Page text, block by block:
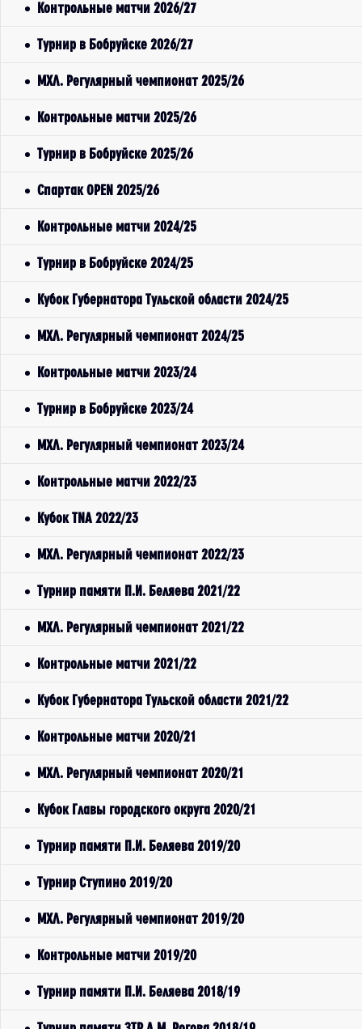
Контрольные матчи 2026/27
Турнир в Бобруйске 2026/27
МХЛ. Регулярный чемпионат 2025/26
Контрольные матчи 2025/26
Турнир в Бобруйске 2025/26
Спартак OPEN 2025/26
Контрольные матчи 2024/25
Турнир в Бобруйске 2024/25
Кубок Губернатора Тульской области 2024/25
МХЛ. Регулярный чемпионат 2024/25
Контрольные матчи 2023/24
Турнир в Бобруйске 2023/24
МХЛ. Регулярный чемпионат 2023/24
Контрольные матчи 2022/23
Кубок TNA 2022/23
МХЛ. Регулярный чемпионат 2022/23
Турнир памяти П.И. Беляева 2021/22
МХЛ. Регулярный чемпионат 2021/22
Контрольные матчи 2021/22
Кубок Губернатора Тульской области 2021/22
Контрольные матчи 2020/21
МХЛ. Регулярный чемпионат 2020/21
Кубок Главы городского округа 2020/21
Турнир памяти П.И. Беляева 2019/20
Турнир Ступино 2019/20
МХЛ. Регулярный чемпионат 2019/20
Контрольные матчи 2019/20
Турнир памяти П.И. Беляева 2018/19